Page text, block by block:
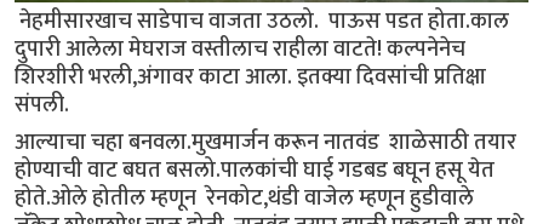
नेहमीसारखाच साडेपाच वाजता उठलो. पाऊस पडत होता.काल
दुपारी आलेला मेघराज वस्तीलाच राहीला वाटते! कल्पनेनेच
शिरशीरी भरली,अंगावर काटा आला. इतक्या दिवसांची प्रतिक्षा
संपली.
आल्याचा चहा बनवला.मुखमार्जन करून नातवंड शाळेसाठी तयार
होण्याची वाट बघत बसलो.पालकांची घाई गडबड बघून हसू येत
होते.ओले होतील म्हणून रेनकोट,थंडी वाजेल म्हणून हुडीवाले